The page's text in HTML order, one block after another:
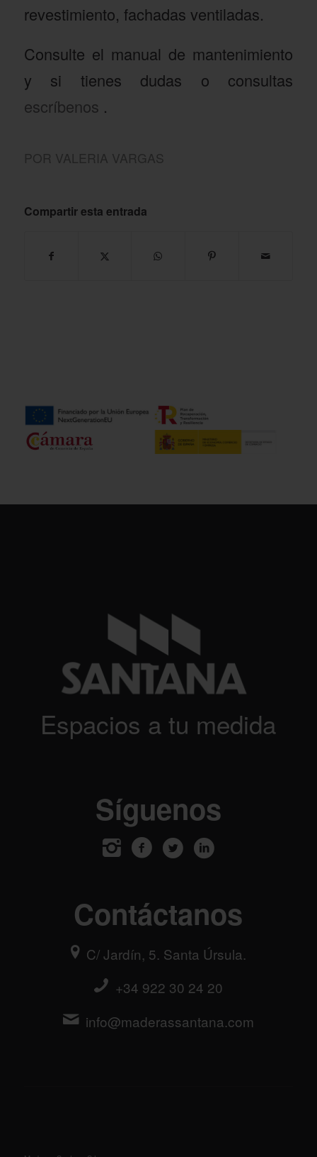
revestimiento, fachadas ventiladas.
Consulte el manual de mantenimiento
y si tienes dudas o consultas
escríbenos .
POR VALERIA VARGAS
Compartir esta entrada
Espacios a tu medida
Síguenos
Contáctanos
C/ Jardín, 5. Santa Úrsula.
+34 922 30 24 20
info@maderassantana.com